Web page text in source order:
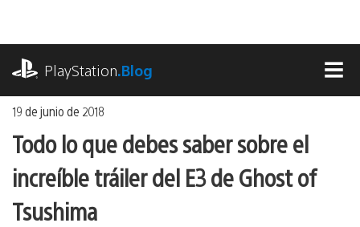
contenido
PlayStation.Blog
19 de junio de 2018
Todo lo que debes saber sobre el
increíble tráiler del E3 de Ghost of
Tsushima